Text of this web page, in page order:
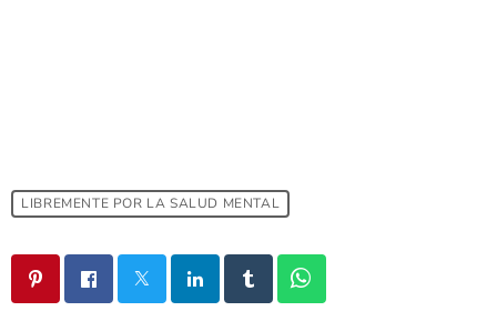
LIBREMENTE POR LA SALUD MENTAL